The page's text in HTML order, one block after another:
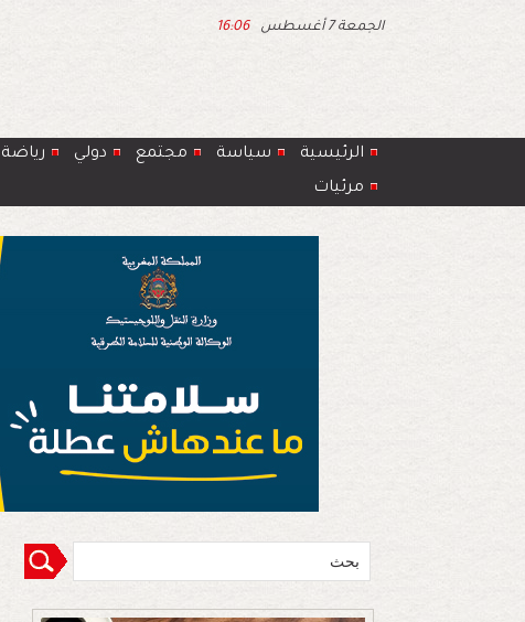
الجمعة 7 أغسطس 16:06
الرئيسية سياسة مجتمع دولي رياضة
مرئيات